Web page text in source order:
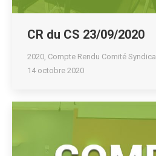
CR du CS 23/09/2020
2020, Compte Rendu Comité Syndical
14 octobre 2020